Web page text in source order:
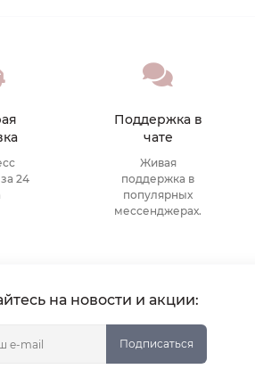
24
Поддержка в
чате
Живая
поддержка в
популярных
мессенджерах.
на новости и акции:
Подписаться